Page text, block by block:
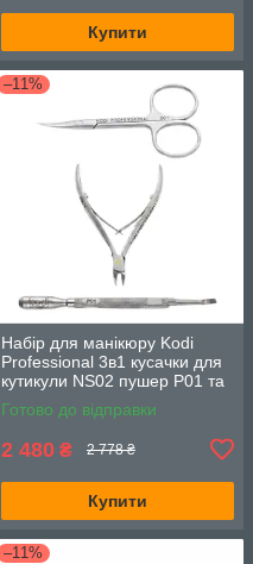
Купити
–11%
Набір для манікюру Kodi
Professional 3в1 кусачки для
кутикули NS02 пушер P01 та
ножиці S01
Готово до відправки
2 480 ₴ 2 778 ₴
Купити
–11%